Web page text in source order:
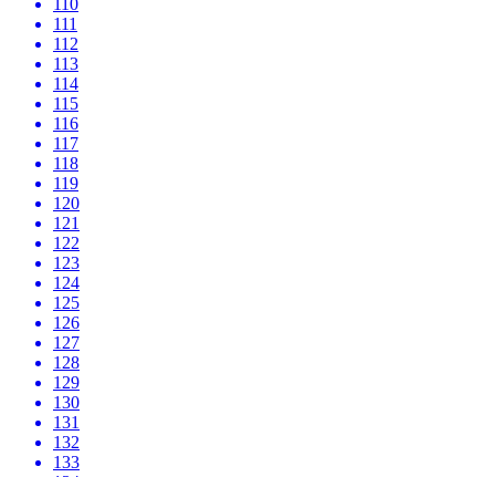
110
111
112
113
114
115
116
117
118
119
120
121
122
123
124
125
126
127
128
129
130
131
132
133